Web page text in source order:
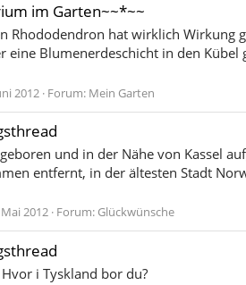
im Garten~~*~~
Rhododendron hat wirklich Wirkung
eine Blumenerdeschicht in den
2012 Forum: Mein Garten
und in der Nähe von Kassel
entfernt, in der ältesten Stadt
2012 Forum: Glückwünsche
i Tyskland bor du?